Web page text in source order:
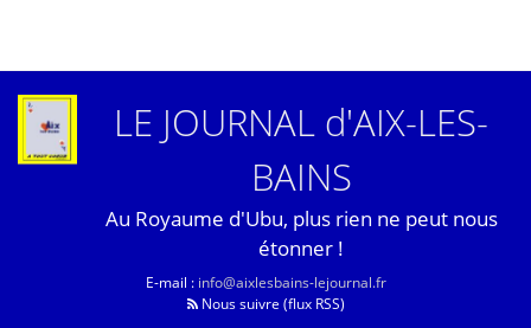
LE JOURNAL d'AIX-LES-
BAINS
Au Royaume d'Ubu, plus rien ne peut nous
étonner !
E-mail : info@aixlesbains-lejournal.fr
Nous suivre (flux RSS)